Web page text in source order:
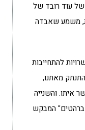
של עוד רובד של
משמע שאבדה
להתחייבות
מאתנו,
איתו. והשנייה
המבקש